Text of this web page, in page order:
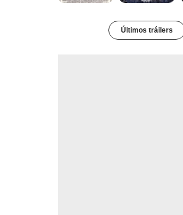
Últimos tráilers